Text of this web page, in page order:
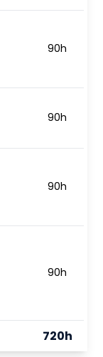
90h
90h
90h
90h
720h